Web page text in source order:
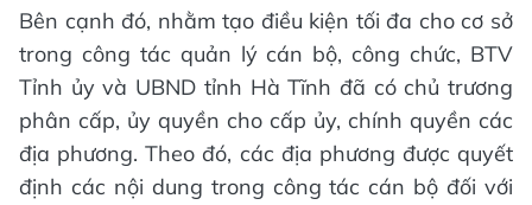
Bên cạnh đó, nhằm tạo điều kiện tối đa cho cơ sở
trong công tác quản lý cán bộ, công chức, BTV
Tỉnh ủy và UBND tỉnh Hà Tĩnh đã có chủ trương
phân cấp, ủy quyền cho cấp ủy, chính quyền các
địa phương. Theo đó, các địa phương được quyết
định các nội dung trong công tác cán bộ đối với